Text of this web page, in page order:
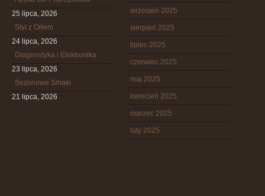
25 lipca, 2026
Styl z Orłem
24 lipca, 2026
Diagnostyka i Elektronika
23 lipca, 2026
Sezonowe Smaki
21 lipca, 2026
wrzesień 2025
sierpień 2025
lipiec 2025
czerwiec 2025
maj 2025
kwiecień 2025
marzec 2025
luty 2025